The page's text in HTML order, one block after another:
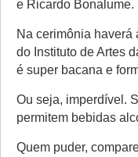
e Ricardo Bonalume.
Na cerimônia haverá
do Instituto de Artes
é super bacana e
Ou seja, imperdível.
permitem bebidas
Quem puder,